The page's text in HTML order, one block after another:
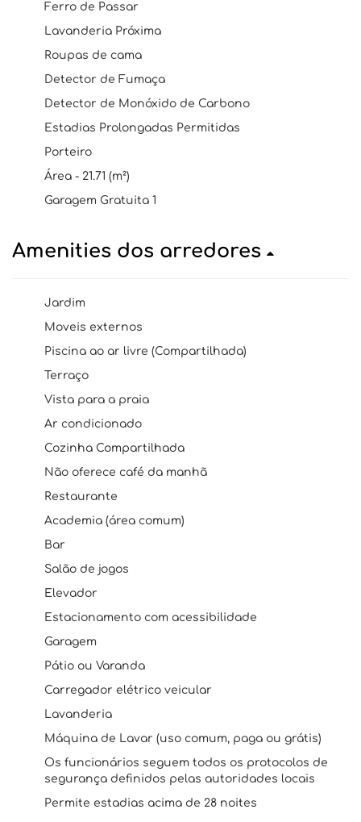
Ferro de Passar
Lavanderia Próxima
Roupas de cama
Detector de Fumaça
Detector de Monóxido de Carbono
Estadias Prolongadas Permitidas
Porteiro
Área - 21.71 (m²)
Garagem Gratuita 1
Amenities dos arredores
Jardim
Moveis externos
Piscina ao ar livre (Compartilhada)
Terraço
Vista para a praia
Ar condicionado
Cozinha Compartilhada
Não oferece café da manhã
Restaurante
Academia (área comum)
Bar
Salão de jogos
Elevador
Estacionamento com acessibilidade
Garagem
Pátio ou Varanda
Carregador elétrico veicular
Lavanderia
Máquina de Lavar (uso comum, paga ou grátis)
Os funcionários seguem todos os protocolos de
segurança definidos pelas autoridades locais
Permite estadias acima de 28 noites